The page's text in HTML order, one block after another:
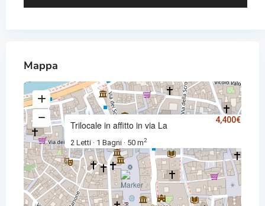
Mappa
Trilocale in affitto in via La 4,400€
2 Letti · 1 Bagni · 50 m2